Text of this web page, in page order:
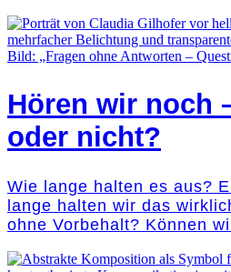
Hören wir noch
oder nicht?
Wie lange halten es aus?
lange halten wir das
ohne Vorbehalt? Können